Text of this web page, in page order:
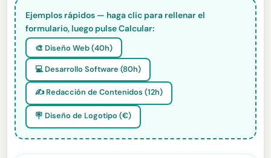
Ejemplos rápidos — haga clic para rellenar el
formulario, luego pulse Calcular:
🎨 Diseño Web (40h)
💻 Desarrollo Software (80h)
✍️ Redacción de Contenidos (12h)
🪧 Diseño de Logotipo (€)